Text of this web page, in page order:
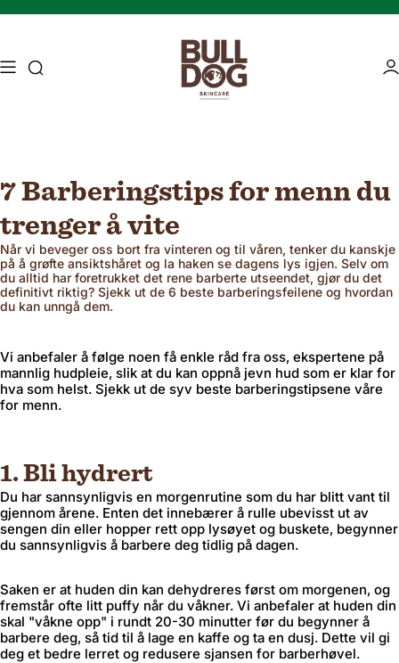
Tilgangssøk
Mature skin Energising Skincare
7 Barberingstips for menn du
trenger å vite
Når vi beveger oss bort fra vinteren og til våren, tenker du kanskje
på å grøfte ansiktshåret og la haken se dagens lys igjen. Selv om
du alltid har foretrukket det rene barberte utseendet, gjør du det
definitivt riktig? Sjekk ut de 6 beste barberingsfeilene og hvordan
du kan unngå dem.
Vi anbefaler å følge noen få enkle råd fra oss, ekspertene på
mannlig hudpleie, slik at du kan oppnå jevn hud som er klar for
hva som helst. Sjekk ut de syv beste barberingstipsene våre
for menn.
1. Bli hydrert
Du har sannsynligvis en morgenrutine som du har blitt vant til
gjennom årene. Enten det innebærer å rulle ubevisst ut av
sengen din eller hopper rett opp lysøyet og buskete, begynner
du sannsynligvis å barbere deg tidlig på dagen.
Saken er at huden din kan dehydreres først om morgenen, og
fremstår ofte litt puffy når du våkner. Vi anbefaler at huden din
skal "våkne opp" i rundt 20-30 minutter før du begynner å
barbere deg, så tid til å lage en kaffe og ta en dusj. Dette vil gi
deg et bedre lerret og redusere sjansen for barberhøvel.